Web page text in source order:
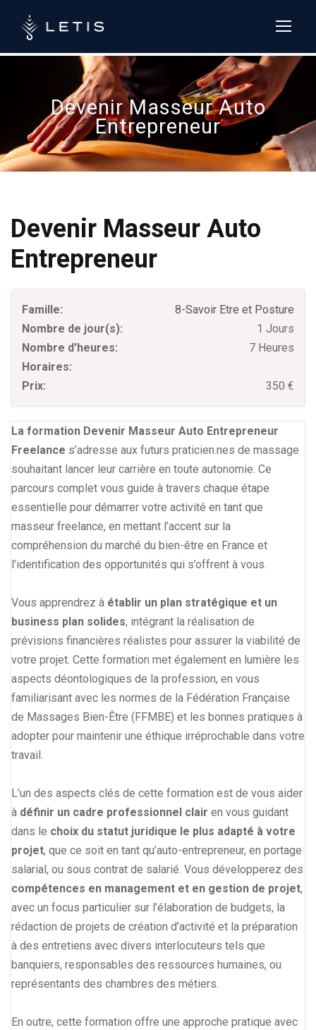
+33 (0)4 84 13
Devenir Masseur Auto
Entrepreneur
Devenir Masseur Auto
Entrepreneur
Famille:
8-Savoir Etre et Posture
Nombre de jour(s):
1 Jours
Nombre d'heures:
7 Heures
Horaires:
Prix:
350 €
La formation Devenir Masseur Auto Entrepreneur
Freelance s’adresse aux futurs praticien.nes de massage
souhaitant lancer leur carrière en toute autonomie. Ce
parcours complet vous guide à travers chaque étape
essentielle pour démarrer votre activité en tant que
masseur freelance, en mettant l’accent sur la
compréhension du marché du bien-être en France et
l’identification des opportunités qui s’offrent à vous.
Vous apprendrez à établir un plan stratégique et un
business plan solides, intégrant la réalisation de
prévisions financières réalistes pour assurer la viabilité de
votre projet. Cette formation met également en lumière les
aspects déontologiques de la profession, en vous
familiarisant avec les normes de la Fédération Française
de Massages Bien-Être (FFMBE) et les bonnes pratiques à
adopter pour maintenir une éthique irréprochable dans votre
travail.
L’un des aspects clés de cette formation est de vous aider
à définir un cadre professionnel clair en vous guidant
dans le choix du statut juridique le plus adapté à votre
projet, que ce soit en tant qu’auto-entrepreneur, en portage
salarial, ou sous contrat de salarié. Vous développerez des
compétences en management et en gestion de projet,
avec un focus particulier sur l’élaboration de budgets, la
rédaction de projets de création d’activité et la préparation
à des entretiens avec divers interlocuteurs tels que
banquiers, responsables des ressources humaines, ou
représentants des chambres des métiers.
En outre, cette formation offre une approche pratique avec